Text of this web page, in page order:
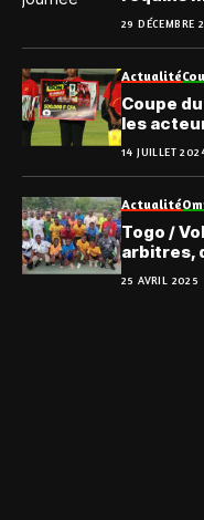
29 DÉCEMBRE
Actualité
Coupe
les
14 JUILLET
Actualité
Togo /
arbitres,
25 AVRIL 2025